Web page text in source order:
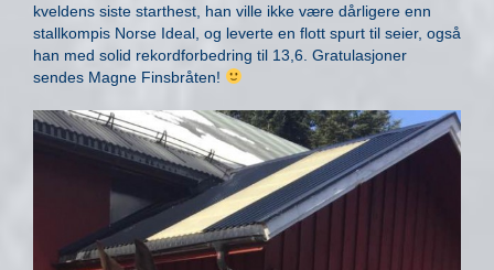
kveldens siste starthest, han ville ikke være dårligere enn
stallkompis Norse Ideal, og leverte en flott spurt til seier, også
han med solid rekordforbedring til 13,6. Gratulasjoner
sendes Magne Finsbråten!